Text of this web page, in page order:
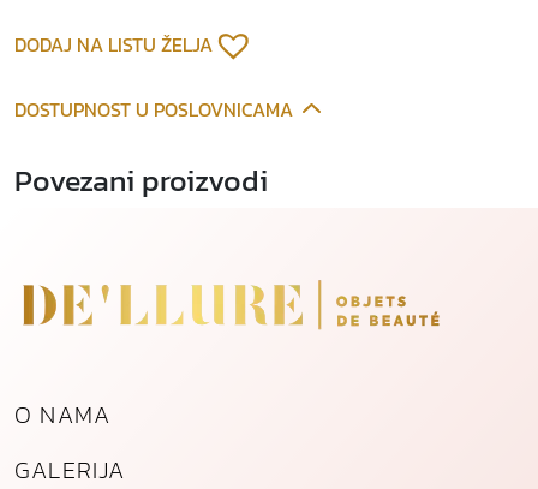
p
z
ć
č
i
a
DODAJ NA LISTU ŽELJA
DOSTUPNOST U POSLOVNICAMA
Povezani proizvodi
O NAMA
GALERIJA